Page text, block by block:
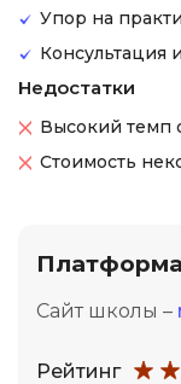
Упор на
Консультация
Недостатки
Высокий темп
Стоимость
Сайт школы –
Рейтинг